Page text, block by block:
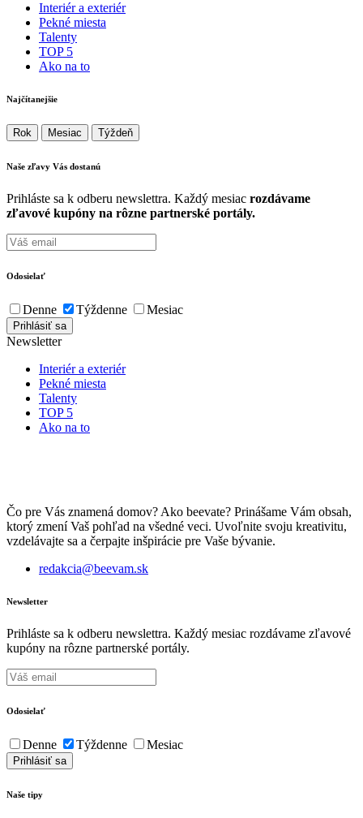
Interiér a exteriér
Pekné miesta
Talenty
TOP 5
Ako na to
Najčítanejšie
Rok Mesiac Týždeň
Naše zľavy Vás dostanú
Prihláste sa k odberu newslettra. Každý mesiac rozdávame
zľavové kupóny na rôzne partnerské portály.
Odosielať
Denne Týždenne Mesiac
Newsletter
Interiér a exteriér
Pekné miesta
Talenty
TOP 5
Ako na to
Čo pre Vás znamená domov? Ako beevate? Prinášame Vám obsah,
ktorý zmení Vaš pohľad na všedné veci. Uvoľnite svoju kreativitu,
vzdelávajte sa a čerpajte inšpirácie pre Vaše bývanie.
redakcia@beevam.sk
Newsletter
Prihláste sa k odberu newslettra. Každý mesiac rozdávame zľavové
kupóny na rôzne partnerské portály.
Odosielať
Denne Týždenne Mesiac
Naše tipy